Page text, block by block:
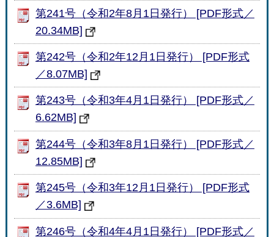
第241号（令和2年8月1日発行） [PDF形式／
20.34MB]
第242号（令和2年12月1日発行） [PDF形式
／8.07MB]
第243号（令和3年4月1日発行） [PDF形式／
6.62MB]
第244号（令和3年8月1日発行） [PDF形式／
12.85MB]
第245号（令和3年12月1日発行） [PDF形式
／3.6MB]
第246号（令和4年4月1日発行） [PDF形式／